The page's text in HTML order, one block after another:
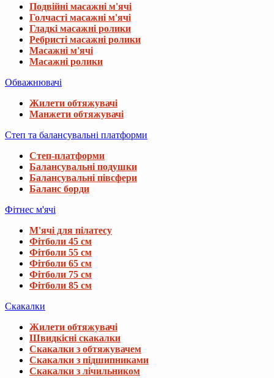
Подвійні масажні м'ячі
Голчасті масажні м'ячі
Гладкі масажні ролики
Ребристі масажні ролики
Масажні м'ячі
Масажні ролики
Обважнювачі
Жилети обтяжувачі
Манжети обтяжувачі
Степ та балансувальні платформи
Степ-платформи
Балансувальні подушки
Балансувальні півсфери
Баланс борди
Фітнес м'ячі
М'ячі для пілатесу
Фітболи 45 см
Фітболи 55 см
Фітболи 65 см
Фітболи 75 см
Фітболи 85 см
Скакалки
Жилети обтяжувачі
Швидкісні скакалки
Скакалки з обтяжувачем
Скакалки з підшипниками
Скакалки з лічильником